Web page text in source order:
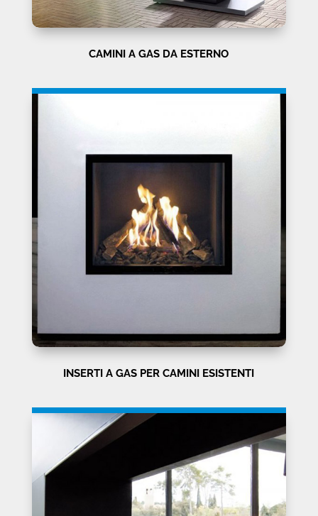
CAMINI A GAS DA ESTERNO
INSERTI A GAS PER CAMINI ESISTENTI